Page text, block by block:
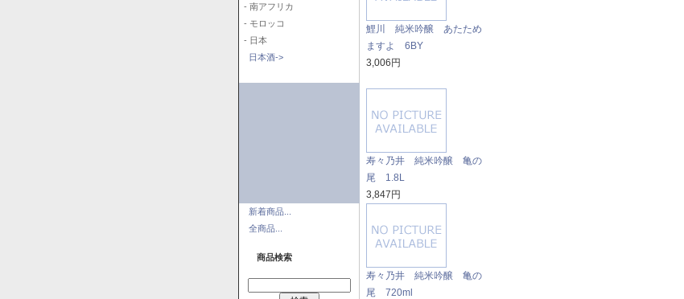
- 南アフリカ
- モロッコ
- 日本
日本酒->
新着商品...
全商品...
商品検索
鯉川 純米吟醸 あたため
ますよ 6BY
3,006円
寿々乃井 純米吟醸 亀の
尾 1.8L
3,847円
寿々乃井 純米吟醸 亀の
尾 720ml